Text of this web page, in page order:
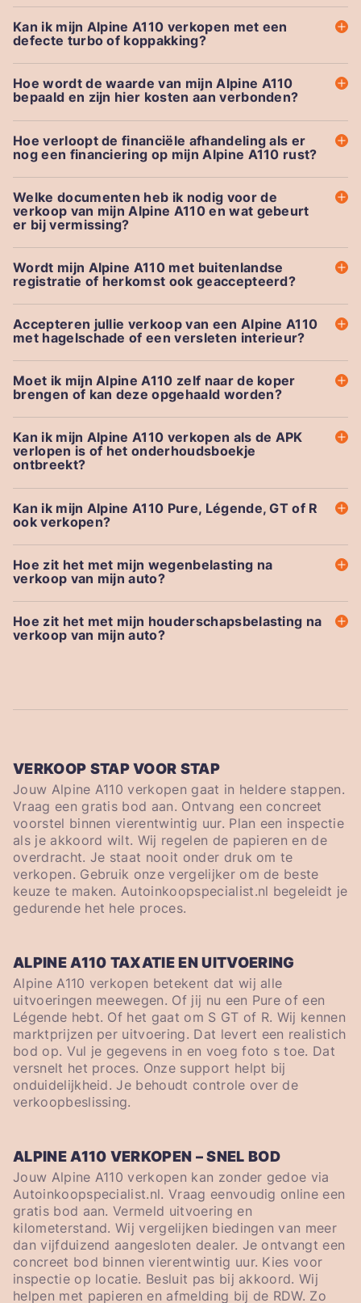
Kan ik mijn Alpine A110 verkopen met een
defecte turbo of koppakking?
Hoe wordt de waarde van mijn Alpine A110
bepaald en zijn hier kosten aan verbonden?
Hoe verloopt de financiële afhandeling als er
nog een financiering op mijn Alpine A110 rust?
Welke documenten heb ik nodig voor de
verkoop van mijn Alpine A110 en wat gebeurt
er bij vermissing?
Wordt mijn Alpine A110 met buitenlandse
registratie of herkomst ook geaccepteerd?
Accepteren jullie verkoop van een Alpine A110
met hagelschade of een versleten interieur?
Moet ik mijn Alpine A110 zelf naar de koper
brengen of kan deze opgehaald worden?
Kan ik mijn Alpine A110 verkopen als de APK
verlopen is of het onderhoudsboekje
ontbreekt?
Kan ik mijn Alpine A110 Pure, Légende, GT of R
ook verkopen?
Hoe zit het met mijn wegenbelasting na
verkoop van mijn auto?
Hoe zit het met mijn houderschapsbelasting na
verkoop van mijn auto?
VERKOOP STAP VOOR STAP
Jouw Alpine A110 verkopen gaat in heldere stappen.
Vraag een gratis bod aan. Ontvang een concreet
voorstel binnen vierentwintig uur. Plan een inspectie
als je akkoord wilt. Wij regelen de papieren en de
overdracht. Je staat nooit onder druk om te
verkopen. Gebruik onze vergelijker om de beste
keuze te maken. Autoinkoopspecialist.nl begeleidt je
gedurende het hele proces.
ALPINE A110 TAXATIE EN UITVOERING
Alpine A110 verkopen betekent dat wij alle
uitvoeringen meewegen. Of jij nu een Pure of een
Légende hebt. Of het gaat om S GT of R. Wij kennen
marktprijzen per uitvoering. Dat levert een realistich
bod op. Vul je gegevens in en voeg foto s toe. Dat
versnelt het proces. Onze support helpt bij
onduidelijkheid. Je behoudt controle over de
verkoopbeslissing.
ALPINE A110 VERKOPEN – SNEL BOD
Jouw Alpine A110 verkopen kan zonder gedoe via
Autoinkoopspecialist.nl. Vraag eenvoudig online een
gratis bod aan. Vermeld uitvoering en
kilometerstand. Wij vergelijken biedingen van meer
dan vijfduizend aangesloten dealer. Je ontvangt een
concreet bod binnen vierentwintig uur. Kies voor
inspectie op locatie. Besluit pas bij akkoord. Wij
helpen met papieren en afmelding bij de RDW. Zo